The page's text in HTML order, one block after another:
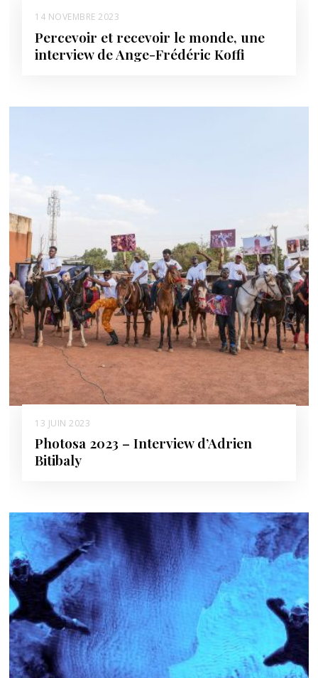
14 NOVEMBRE 2023
Percevoir et recevoir le monde, une
interview de Ange-Frédéric Koffi
13 JUIN 2023
Photosa 2023 – Interview d’Adrien
Bitibaly